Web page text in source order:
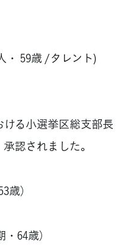
・ 59歳 /タレント)
る小選挙区総支部長
認されました。
歳）
64歳）